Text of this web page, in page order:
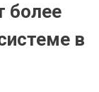
более
в